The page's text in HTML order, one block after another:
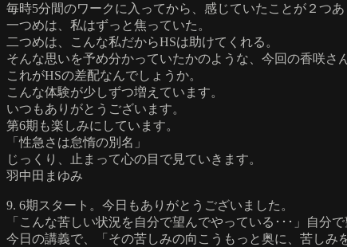
毎時5分間のワークに入ってから、感じていたことが２つあ
一つめは、私はずっと焦っていた。
二つめは、こんな私だからHSは助けてくれる。
そんな思いを予め分かっていたかのような、今回の香咲さ
これがHSの差配なんでしょうか。
こんな体験が少しずつ増えています。
いつもありがとうございます。
第6期も楽しみにしています。
「性急さは怠惰の別名」
じっくり、止まって心の目で見ていきます。
羽中田まゆみ
9. 6期スタート。今日もありがとうございました。
「こんな苦しい状況を自分で望んでやっている･･･」自分
今日の講義で、「その苦しみの向こうもっと奥に、苦しみ